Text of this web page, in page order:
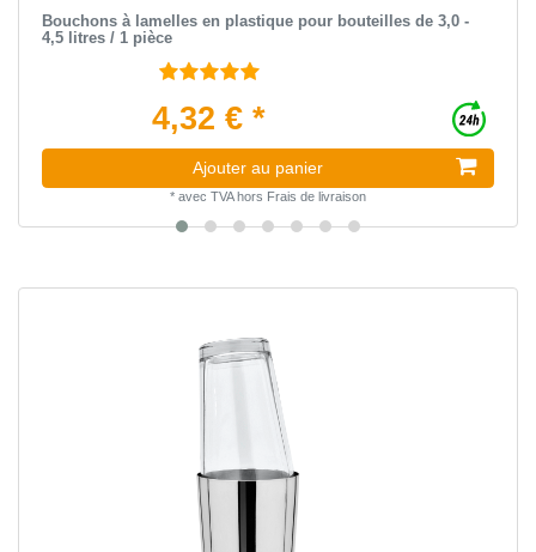
Bouchons à lamelles en plastique pour bouteilles de 3,0 -
4,5 litres / 1 pièce
4,32 € *
Ajouter au panier
* avec TVAhors Frais de livraison